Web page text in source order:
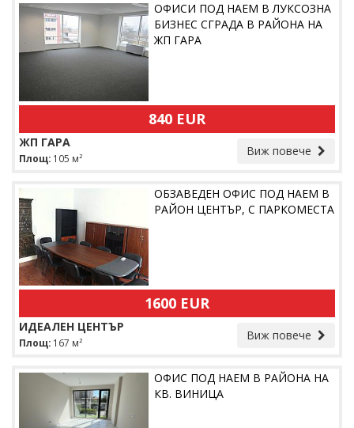
ОФИСИ ПОД НАЕМ В ЛУКСОЗНА
БИЗНЕС СГРАДА В РАЙОНА НА
ЖП ГАРА
840 EUR
Виж повече
ЖП ГАРА
Площ: 105 м²
ОБЗАВЕДЕН ОФИС ПОД НАЕМ В
РАЙОН ЦЕНТЪР, С ПАРКОМЕСТА
1600 EUR
Виж повече
ИДЕАЛЕН ЦЕНТЪР
Площ: 167 м²
ОФИС ПОД НАЕМ В РАЙОНА НА
КВ. ВИНИЦА